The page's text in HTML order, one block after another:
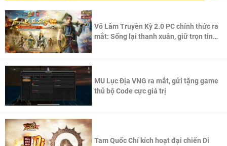
Võ Lâm Truyền Kỳ 2.0 PC chính thức ra
mắt: Sống lại thanh xuân, giữ trọn tinh
MU Lục Địa VNG ra mắt, gửi tặng game
thủ bộ Code cực giá trị
Tam Quốc Chí kích hoạt đại chiến Di